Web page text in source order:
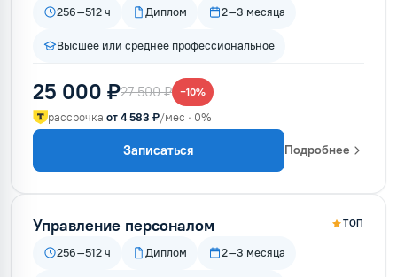
256–512 ч Диплом 2–3 месяца
Высшее или среднее профессиональное
25 000 ₽27 500 ₽ −10%
рассрочка от 4 583 ₽/мес · 0%
Записаться Подробнее
Управление персоналом ТОП
256–512 ч Диплом 2–3 месяца